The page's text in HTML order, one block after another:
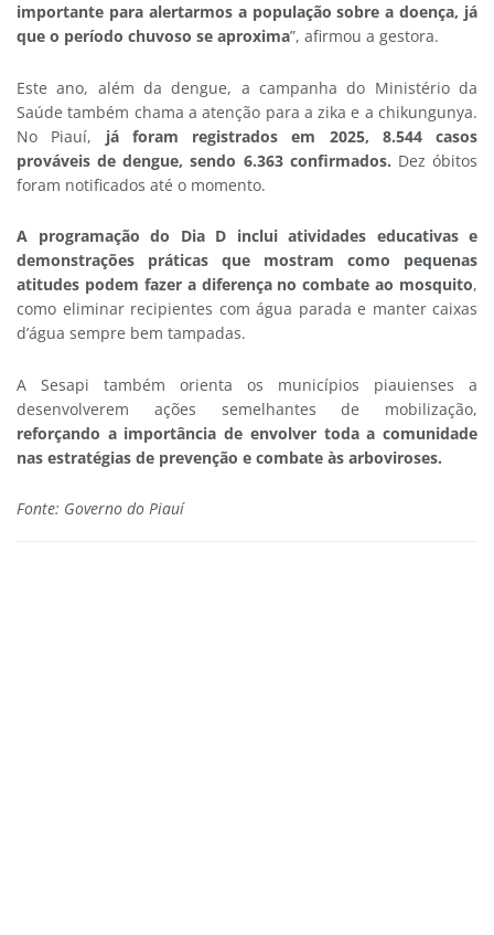
importante para alertarmos a população sobre a doença, já
que o período chuvoso se aproxima”, afirmou a gestora.
Este ano, além da dengue, a campanha do Ministério da
Saúde também chama a atenção para a zika e a chikungunya.
No Piauí, já foram registrados em 2025, 8.544 casos
prováveis de dengue, sendo 6.363 confirmados. Dez óbitos
foram notificados até o momento.
A programação do Dia D inclui atividades educativas e
demonstrações práticas que mostram como pequenas
atitudes podem fazer a diferença no combate ao mosquito,
como eliminar recipientes com água parada e manter caixas
d’água sempre bem tampadas.
A Sesapi também orienta os municípios piauienses a
desenvolverem ações semelhantes de mobilização,
reforçando a importância de envolver toda a comunidade
nas estratégias de prevenção e combate às arboviroses.
Fonte: Governo do Piauí